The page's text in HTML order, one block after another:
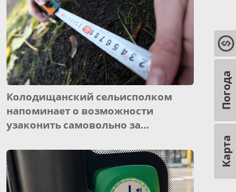
Колодищанский сельисполком
напоминает о возможности
узаконить самовольно за…
Карта
Погода